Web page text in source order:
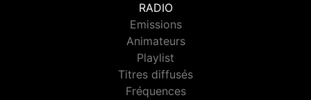
RADIO
Emissions
Animateurs
Playlist
Titres diffusés
Fréquences